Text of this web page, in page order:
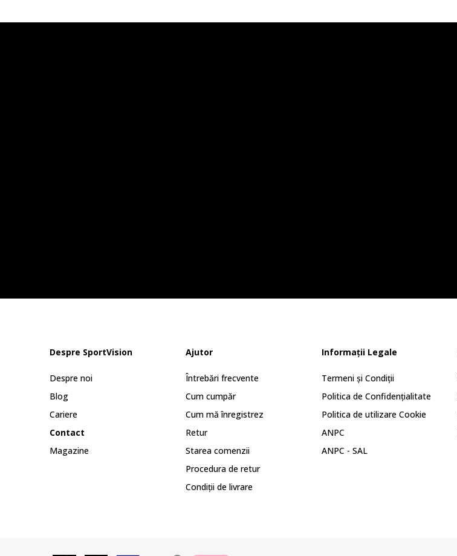
Despre SportVision
Despre noi
Blog
Cariere
Contact
Magazine
Ajutor
Întrebări frecvente
Cum cumpăr
Cum mă înregistrez
Retur
Starea comenzii
Procedura de retur
Condiții de livrare
Informații Legale
Termeni și Condiții
Politica de Confidențialitate
Politica de utilizare Cookie
ANPC
ANPC - SAL